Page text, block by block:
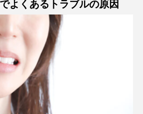
よくあるトラブルの原因